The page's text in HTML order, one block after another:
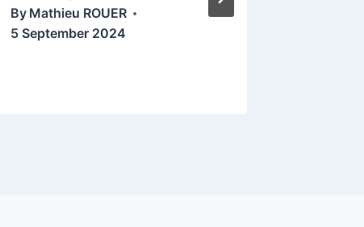
By Mathieu ROUER
5 September 2024